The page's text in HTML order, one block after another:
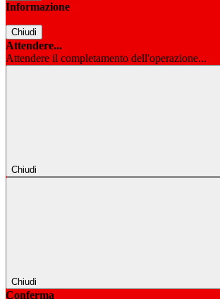
Informazione
Chiudi
Attendere...
Attendere il completamento dell'operazione...
Chiudi
Chiudi
Conferma